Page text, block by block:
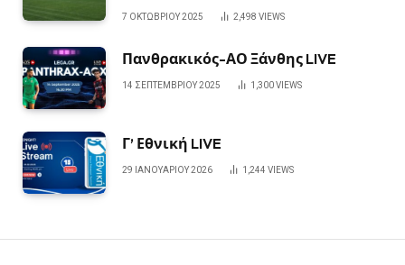
7 ΟΚΤΩΒΡΊΟΥ 2025 2,498 VIEWS
Πανθρακικός-ΑΟ Ξάνθης LIVE
14 ΣΕΠΤΕΜΒΡΊΟΥ 2025 1,300VIEWS
Γ’ Εθνική LIVE
29 ΙΑΝΟΥΑΡΊΟΥ 2026 1,244 VIEWS